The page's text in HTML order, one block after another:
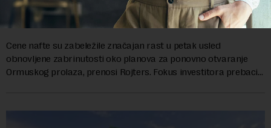
odsto vrednosti tereta za prolaz kroz Ormuski
moreuz
Cene nafte su zabeležile značajan rast u petak usled
obnovljene zabrinutosti oko planova za ponovno otvaranje
Ormuskog prolaza, prenosi Rojters. Fokus investitora prebacio